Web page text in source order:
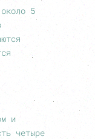
5
и
четыре